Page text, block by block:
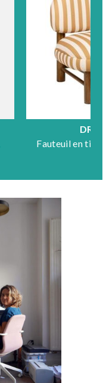
Fauteuil en